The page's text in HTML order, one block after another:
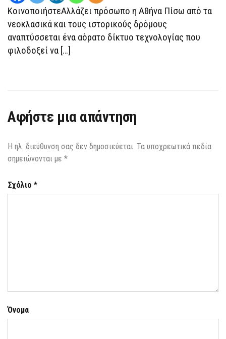
CITIES
ΚοινοποιήστεΑλλάζει πρόσωπο η Αθήνα Πίσω από τα
νεοκλασικά και τους ιστορικούς δρόμους
αναπτύσσεται ένα αόρατο δίκτυο τεχνολογίας που
φιλοδοξεί να […]
Αφήστε μια απάντηση
Η ηλ. διεύθυνση σας δεν δημοσιεύεται. Τα υποχρεωτικά πεδία
σημειώνονται με *
Σχόλιο *
Όνομα